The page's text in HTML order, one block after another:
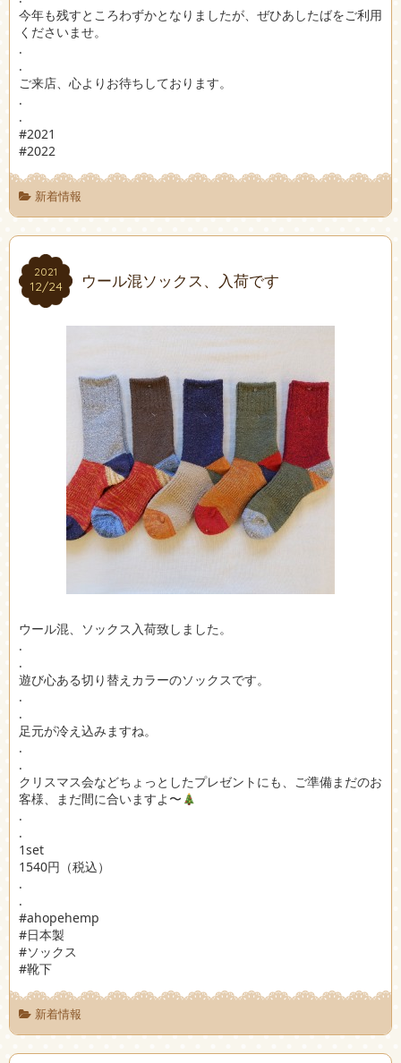
今年も残すところわずかとなりましたが、ぜひあしたばをご利用
くださいませ。
.
.
ご来店、心よりお待ちしております。
.
.
#2021
#2022
新着情報
2021
12/24
2021
12/24 ウール混ソックス、入荷です
ウール混、ソックス入荷致しました。
.
.
遊び心ある切り替えカラーのソックスです。
.
.
足元が冷え込みますね。
.
.
クリスマス会などちょっとしたプレゼントにも、ご準備まだのお
客様、まだ間に合いますよ〜
.
.
1set
1540円（税込）
.
.
#ahopehemp
#日本製
#ソックス
#靴下
新着情報